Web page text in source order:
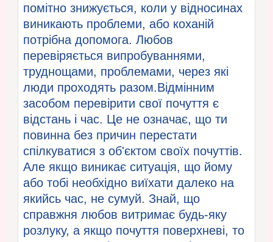
помітно знижується, коли у відносинах
виникають проблеми, або коханій
потрібна допомога. Любов
перевіряється випробуваннями,
труднощами, проблемами, через які
люди проходять разом.Відмінним
засобом перевірити свої почуття є
відстань і час. Це не означає, що ти
повинна без причин перестати
спілкуватися з об'єктом своїх почуттів.
Але якщо виникає ситуація, що йому
або тобі необхідно виїхати далеко на
якийсь час, не сумуй. Знай, що
справжня любов витримає будь-яку
розлуку, а якщо почуття поверхневі, то